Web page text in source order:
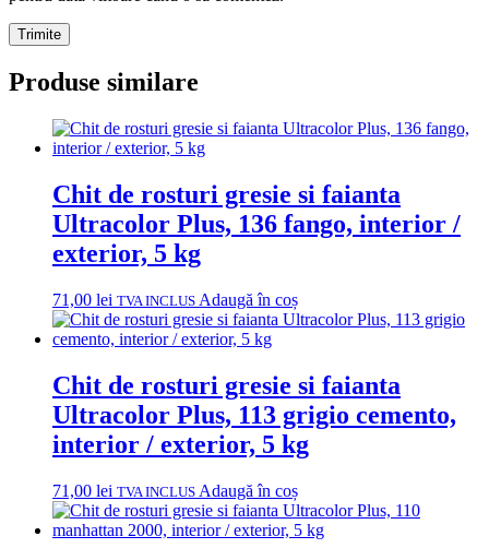
Produse similare
Chit de rosturi gresie si faianta
Ultracolor Plus, 136 fango, interior /
exterior, 5 kg
71,00 lei TVA INCLUS Adaugă în coș
Chit de rosturi gresie si faianta
Ultracolor Plus, 113 grigio cemento,
interior / exterior, 5 kg
71,00 lei TVA INCLUS Adaugă în coș